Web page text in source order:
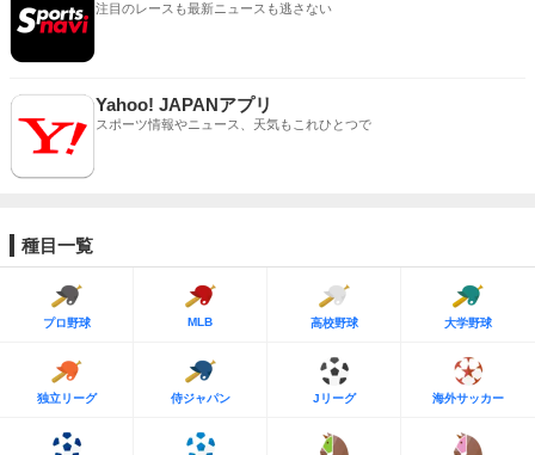
注目のレースも最新ニュースも逃さない
Yahoo! JAPANアプリ
スポーツ情報やニュース、天気もこれひとつで
種目一覧
プロ野球 MLB 高校野球 大学野球
独立リーグ 侍ジャパン Jリーグ 海外サッカー